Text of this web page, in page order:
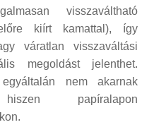
visszaváltható
kiírt kamattal), így
váratlan visszaváltási
megoldást jelenthet.
nem akarnak
hiszen papíralapon